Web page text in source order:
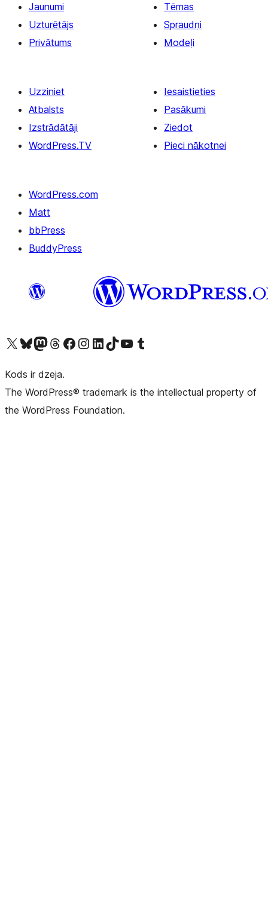
Jaunumi
Uzturētājs
Privātums
Tēmas
Spraudņi
Modeļi
Uzziniet
Atbalsts
Izstrādātāji
WordPress.TV
Iesaistieties
Pasākumi
Ziedot
Pieci nākotnei
WordPress.com
Matt
bbPress
BuddyPress
Apmeklējiet mūsu X (agrāk Twitter) kontu
Apmeklējiet mūsu Bluesky kontu
Apmeklējiet mūsu Mastodon kontu
Apmeklējiet mūsu Threads kontu
Apmeklējiet mūsu Facebook lapuApmeklējiet mūsu Instagram kontu
Apmeklējiet mūsu LinkedIn kontu
Apmeklējiet mūsu TikTok kontu
Apmeklējiet mūsu YouTube kanālu
Apmeklējiet mūsu Tumblr kontu
Kods ir dzeja.
The WordPress® trademark is the intellectual property of
the WordPress Foundation.